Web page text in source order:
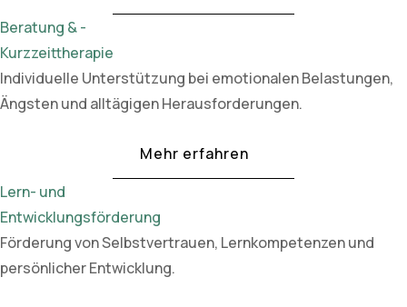
Beratung & -
Kurzzeittherapie
Individuelle Unterstützung bei emotionalen Belastungen,
Ängsten und alltägigen Herausforderungen.
Mehr erfahren
Lern- und
Entwicklungsförderung
Förderung von Selbstvertrauen, Lernkompetenzen und
persönlicher Entwicklung.